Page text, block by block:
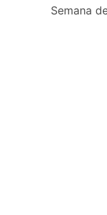
Semana